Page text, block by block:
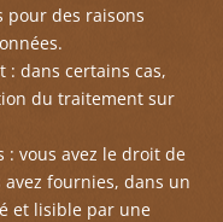
pour des raisons
dans certains cas,
du traitement sur
vous avez le droit de
fournies, dans un
et lisible par une